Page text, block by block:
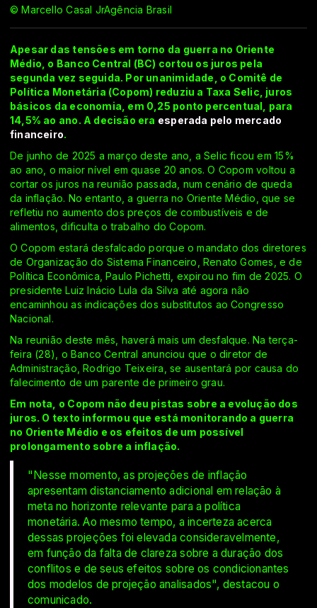
© Marcello Casal JrAgência Brasil
Apesar das tensões em torno da guerra no Oriente
Médio, o Banco Central (BC) cortou os juros pela
segunda vez seguida. Por unanimidade, o Comitê de
Política Monetária (Copom) reduziu a Taxa Selic, juros
básicos da economia, em 0,25 ponto percentual, para
14,5% ao ano. A decisão era esperada pelo mercado
financeiro.
De junho de 2025 a março deste ano, a Selic ficou em 15%
ao ano, o maior nível em quase 20 anos. O Copom voltou a
cortar os juros na reunião passada, num cenário de queda
da inflação. No entanto, a guerra no Oriente Médio, que se
refletiu no aumento dos preços de combustíveis e de
alimentos, dificulta o trabalho do Copom.
O Copom estará desfalcado porque o mandato dos diretores
de Organização do Sistema Financeiro, Renato Gomes, e de
Política Econômica, Paulo Pichetti, expirou no fim de 2025. O
presidente Luiz Inácio Lula da Silva até agora não
encaminhou as indicações dos substitutos ao Congresso
Nacional.
Na reunião deste mês, haverá mais um desfalque. Na terça-
feira (28), o Banco Central anunciou que o diretor de
Administração, Rodrigo Teixeira, se ausentará por causa do
falecimento de um parente de primeiro grau.
Em nota, o Copom não deu pistas sobre a evolução dos
juros. O texto informou que está monitorando a guerra
no Oriente Médio e os efeitos de um possível
prolongamento sobre a inflação.
"Nesse momento, as projeções de inflação
apresentam distanciamento adicional em relação à
meta no horizonte relevante para a política
monetária. Ao mesmo tempo, a incerteza acerca
dessas projeções foi elevada consideravelmente,
em função da falta de clareza sobre a duração dos
conflitos e de seus efeitos sobre os condicionantes
dos modelos de projeção analisados", destacou o
comunicado.